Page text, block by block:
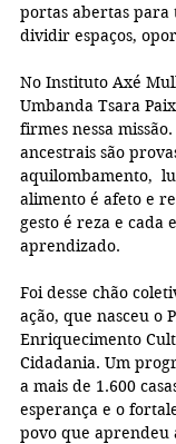
portas abertas para
dividir espaços,
No Instituto Axé
Umbanda Tsara
firmes nessa
ancestrais são
aquilombamento,
alimento é afeto e
gesto é reza e cada
aprendizado.
Foi desse chão
ação, que nasceu o
Enriquecimento
Cidadania. Um
a mais de 1.600
esperança e o
povo que